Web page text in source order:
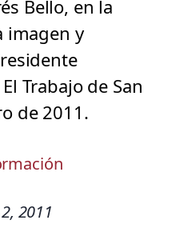
Bello, en la
imagen y
Trabajo de San
de 2011.
2011